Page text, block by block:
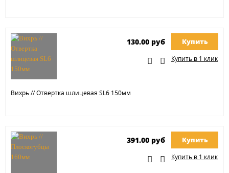
Вихрь // Отвертка шлицевая SL6 150мм
130.00 руб Купить
Купить в 1 клик
391.00 руб Купить
Купить в 1 клик